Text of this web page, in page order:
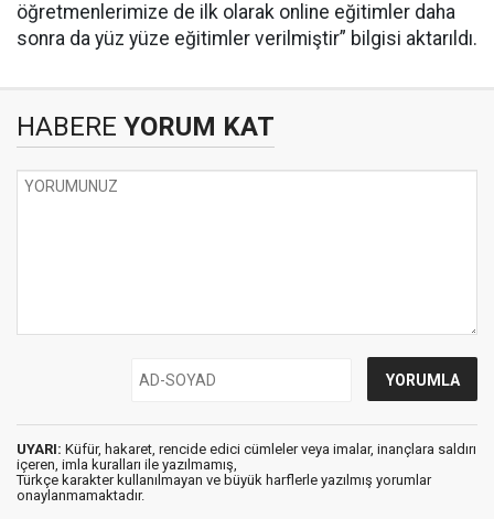
öğretmenlerimize de ilk olarak online eğitimler daha
sonra da yüz yüze eğitimler verilmiştir” bilgisi aktarıldı.
HABERE YORUM KAT
UYARI: Küfür, hakaret, rencide edici cümleler veya imalar, inançlara saldırı
içeren, imla kuralları ile yazılmamış,
Türkçe karakter kullanılmayan ve büyük harflerle yazılmış yorumlar
onaylanmamaktadır.